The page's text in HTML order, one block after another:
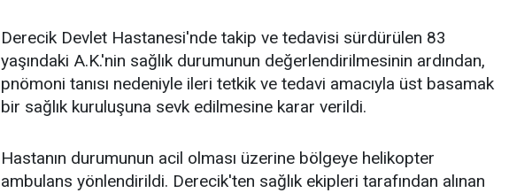
Derecik Devlet Hastanesi'nde takip ve tedavisi sürdürülen 83
yaşındaki A.K.'nin sağlık durumunun değerlendirilmesinin ardından,
pnömoni tanısı nedeniyle ileri tetkik ve tedavi amacıyla üst basamak
bir sağlık kuruluşuna sevk edilmesine karar verildi.
Hastanın durumunun acil olması üzerine bölgeye helikopter
ambulans yönlendirildi. Derecik'ten sağlık ekipleri tarafından alınan